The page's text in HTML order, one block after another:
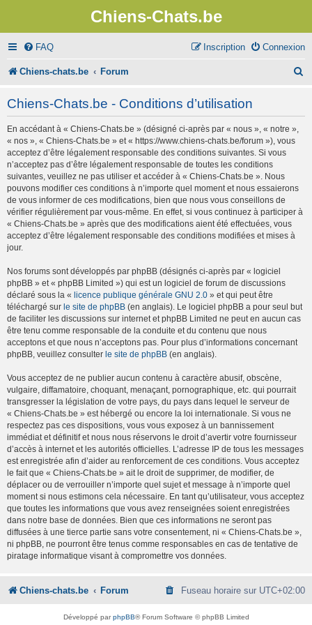
Chiens-Chats.be
FAQ Connexion
Inscription
Chiens-chats.be Forum
Chiens-Chats.be - Conditions d’utilisation
En accédant à « Chiens-Chats.be » (désigné ci-après par « nous », « notre »,
« nos », « Chiens-Chats.be » et « https://www.chiens-chats.be/forum »), vous
acceptez d’être légalement responsable des conditions suivantes. Si vous
n’acceptez pas d’être légalement responsable de toutes les conditions
suivantes, veuillez ne pas utiliser et accéder à « Chiens-Chats.be ». Nous
pouvons modifier ces conditions à n’importe quel moment et nous essaierons
de vous informer de ces modifications, bien que nous vous conseillons de
vérifier régulièrement par vous-même. En effet, si vous continuez à participer à
« Chiens-Chats.be » après que des modifications aient été effectuées, vous
acceptez d’être légalement responsable des conditions modifiées et mises à
jour.
Nos forums sont développés par phpBB (désignés ci-après par « logiciel
phpBB » et « phpBB Limited ») qui est un logiciel de forum de discussions
déclaré sous la « licence publique générale GNU 2.0 » et qui peut être
téléchargé sur le site de phpBB (en anglais). Le logiciel phpBB a pour seul but
de faciliter les discussions sur internet et phpBB Limited ne peut en aucun cas
être tenu comme responsable de la conduite et du contenu que nous
acceptons et que nous n’acceptons pas. Pour plus d’informations concernant
phpBB, veuillez consulter le site de phpBB (en anglais).
Vous acceptez de ne publier aucun contenu à caractère abusif, obscène,
vulgaire, diffamatoire, choquant, menaçant, pornographique, etc. qui pourrait
transgresser la législation de votre pays, du pays dans lequel le serveur de
« Chiens-Chats.be » est hébergé ou encore la loi internationale. Si vous ne
respectez pas ces dispositions, vous vous exposez à un bannissement
immédiat et définitif et nous nous réservons le droit d’avertir votre fournisseur
d’accès à internet et les autorités officielles. L’adresse IP de tous les messages
est enregistrée afin d’aider au renforcement de ces conditions. Vous acceptez
le fait que « Chiens-Chats.be » ait le droit de supprimer, de modifier, de
déplacer ou de verrouiller n’importe quel sujet et message à n’importe quel
moment si nous estimons cela nécessaire. En tant qu’utilisateur, vous acceptez
que toutes les informations que vous avez renseignées soient enregistrées
dans notre base de données. Bien que ces informations ne seront pas
diffusées à une tierce partie sans votre consentement, ni « Chiens-Chats.be »,
ni phpBB, ne pourront être tenus comme responsables en cas de tentative de
piratage informatique visant à compromettre vos données.
Chiens-chats.be Forum Fuseau horaire sur UTC+02:00
Développé parphpBB® Forum Software © phpBB Limited